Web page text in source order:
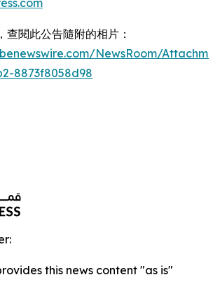
查閱此公告隨附的相片：
NewsRoom/
8873f8058d98
this news content "as is"